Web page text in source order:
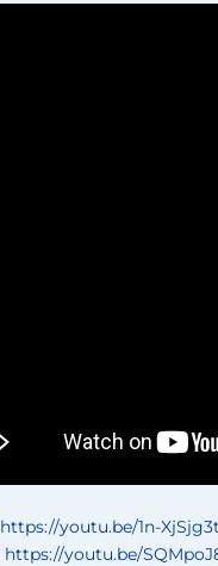
https://youtu.be/1n-
https://youtu.be/